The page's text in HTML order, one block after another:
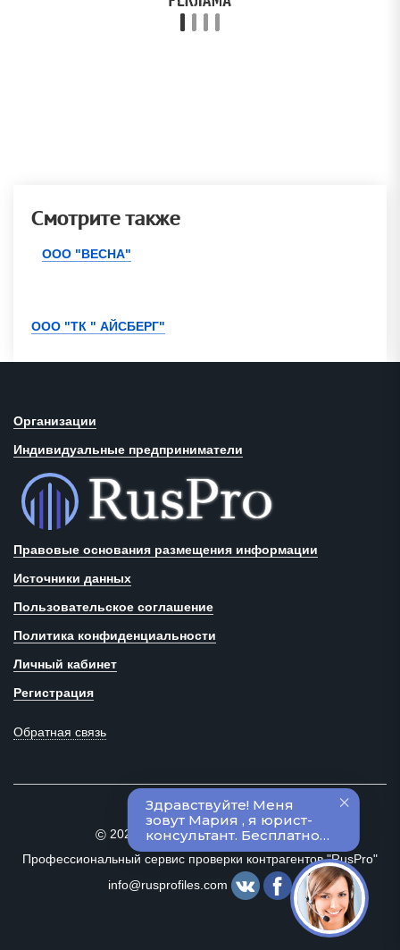
Смотрите также
ООО "ВЕСНА"
ООО "ТК " АЙСБЕРГ"
Организации
Индивидуальные предприниматели
Правовые основания размещения информации
Источники данных
Пользовательское соглашение
Политика конфиденциальности
Личный кабинет
Регистрация
Обратная связь
©2020–2024 Все права защищены
Профессиональный сервис проверки контрагентов "RusPro"
info@rusprofiles.com